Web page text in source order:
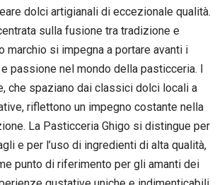
dolci artigianali di eccezionale qualità.
sulla fusione tra tradizione e
marchio si impegna a portare avanti i
passione nel mondo della pasticceria. I
che spaziano dai classici dolci locali a
riflettono un impegno costante nella
La Pasticceria Ghigo si distingue per
e per l’uso di ingredienti di alta qualità,
punto di riferimento per gli amanti dei